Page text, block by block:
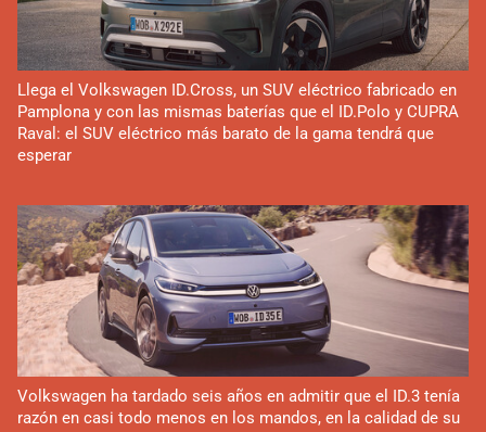
Llega el Volkswagen ID.Cross, un SUV eléctrico fabricado en
Pamplona y con las mismas baterías que el ID.Polo y CUPRA
Raval: el SUV eléctrico más barato de la gama tendrá que
esperar
Volkswagen ha tardado seis años en admitir que el ID.3 tenía
razón en casi todo menos en los mandos, en la calidad de su